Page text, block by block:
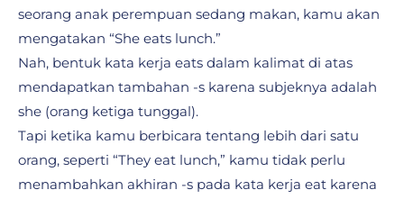
seorang anak perempuan sedang makan, kamu akan
mengatakan “She eats lunch.”
Nah, bentuk kata kerja eats dalam kalimat di atas
mendapatkan tambahan -s karena subjeknya adalah
she (orang ketiga tunggal).
Tapi ketika kamu berbicara tentang lebih dari satu
orang, seperti “They eat lunch,” kamu tidak perlu
menambahkan akhiran -s pada kata kerja eat karena